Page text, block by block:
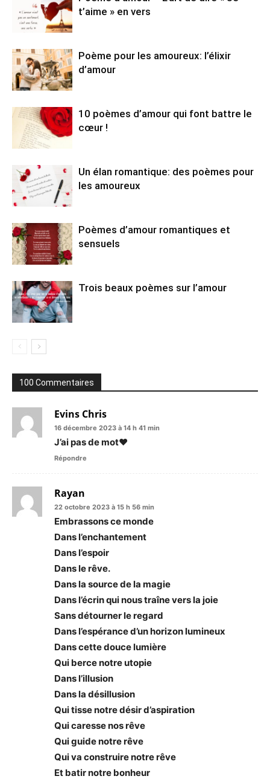
t’aime » en vers
Poème pour les amoureux: l’élixir
d’amour
10 poèmes d’amour qui font battre le
cœur !
Un élan romantique: des poèmes pour
les amoureux
Poèmes d’amour romantiques et
sensuels
Trois beaux poèmes sur l’amour
100 Commentaires
Evins Chris
16 décembre 2023 à 14 h 41 min
J’ai pas de mot❤️
Répondre
Rayan
22 octobre 2023 à 15 h 56 min
Embrassons ce monde
Dans l’enchantement
Dans l’espoir
Dans le rêve.
Dans la source de la magie
Dans l’écrin qui nous traîne vers la joie
Sans détourner le regard
Dans l’espérance d’un horizon lumineux
Dans cette douce lumière
Qui berce notre utopie
Dans l’illusion
Dans la désillusion
Qui tisse notre désir d’aspiration
Qui caresse nos rêve
Qui guide notre rêve
Qui va construire notre rêve
Et batir notre bonheur